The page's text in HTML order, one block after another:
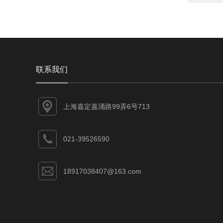
联系我们
上海嘉定嘉涌路99弄6号713
021-39526590
18917038407@163.com